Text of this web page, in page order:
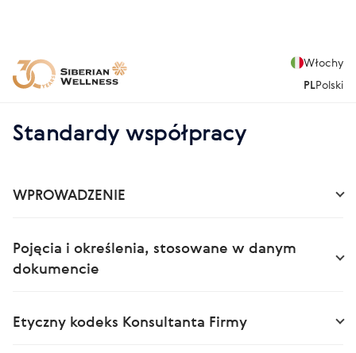
Włochy
PLPolski
Standardy współpracy
WPROWADZENIE
Pojęcia i określenia, stosowane w danym
dokumencie
Etyczny kodeks Konsultanta Firmy